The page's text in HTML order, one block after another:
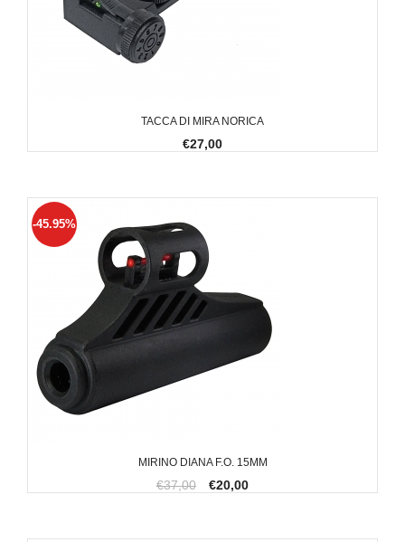
TACCA DI MIRA NORICA
€27,00
MIRINO DIANA F.O. 15MM
-45.95%
€37,00 €20,00